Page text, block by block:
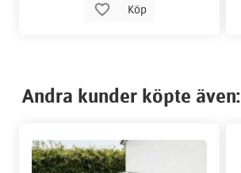
Köp
Andra kunder köpte även: